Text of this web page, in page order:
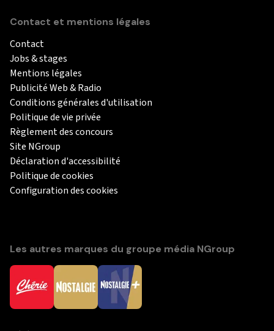
Contact et mentions légales
Contact
Jobs & stages
Mentions légales
Publicité Web & Radio
Conditions générales d'utilisation
Politique de vie privée
Règlement des concours
Site NGroup
Déclaration d'accessibilité
Politique de cookies
Configuration des cookies
Les autres marques du groupe média NGroup